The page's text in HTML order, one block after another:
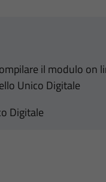
il modulo on
Unico Digitale
Digitale